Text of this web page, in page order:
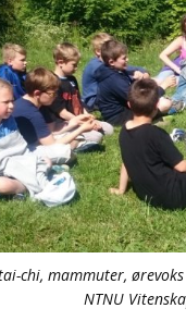
chi, mammuter,
NTNU